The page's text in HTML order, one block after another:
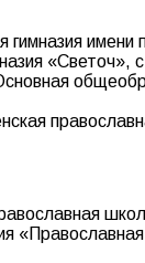
гимназия
«Светоч»,